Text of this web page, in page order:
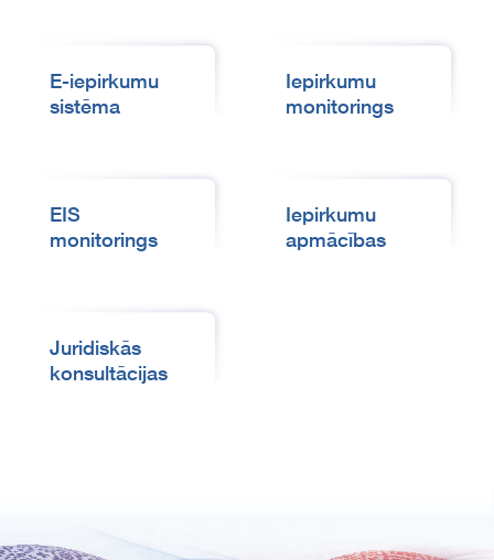
E-iepirkumu
sistēma
Iepirkumu
monitorings
EIS
monitorings
Iepirkumu
apmācības
Juridiskās
konsultācijas